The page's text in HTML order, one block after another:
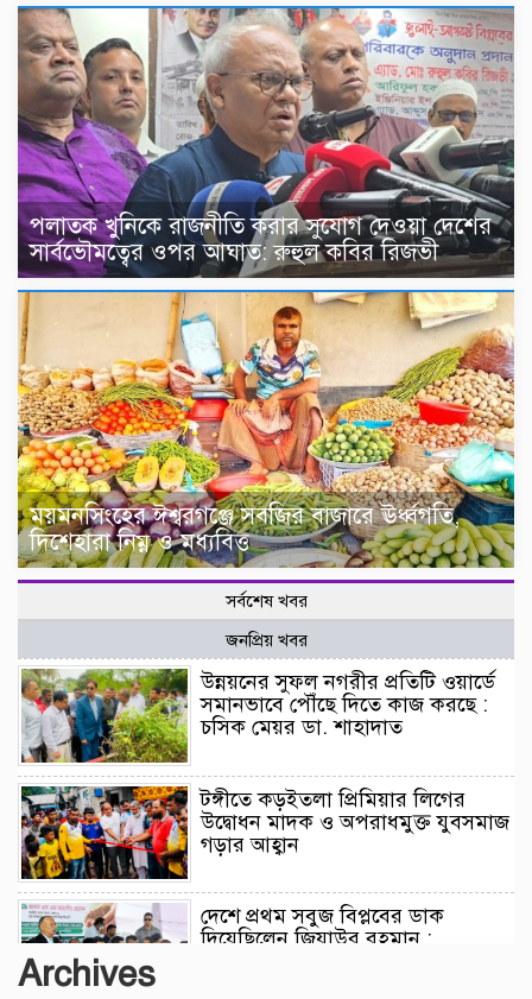
পলাতক খুনিকে রাজনীতি করার সুযোগ দেওয়া দেশের
সার্বভৌমত্বের ওপর আঘাত: রুহুল কবির রিজভী
ময়মনসিংহের ঈশ্বরগঞ্জে সবজির বাজারে ঊর্ধ্বগতি,
দিশেহারা নিম্ন ও মধ্যবিত্ত
সর্বশেষ খবর
জনপ্রিয় খবর
উন্নয়নের সুফল নগরীর প্রতিটি ওয়ার্ডে
সমানভাবে পৌঁছে দিতে কাজ করছে :
চসিক মেয়র ডা. শাহাদাত
টঙ্গীতে কড়ইতলা প্রিমিয়ার লিগের
উদ্বোধন মাদক ও অপরাধমুক্ত যুবসমাজ
গড়ার আহ্বান
দেশে প্রথম সবুজ বিপ্লবের ডাক
দিয়েছিলেন জিয়াউর রহমান :
Archives